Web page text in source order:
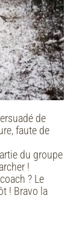
de
faute de
du groupe
!
? Le
! Bravo la